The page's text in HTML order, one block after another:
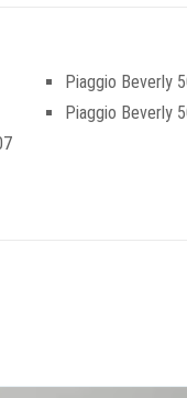
Piaggio Beverly
Piaggio Beverly